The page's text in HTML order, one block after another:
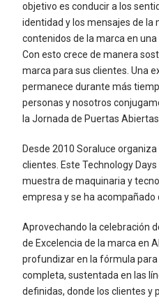
objetivo es conducir a los
identidad y los mensajes de
contenidos de la marca en una
Con esto crece de manera
marca para sus clientes. Una
permanece durante más
personas y nosotros
la Jornada de Puertas
Desde 2010 Soraluce
clientes. Este Technology
muestra de maquinaria y
empresa y se ha
Aprovechando la celebración
de Excelencia de la marca en
profundizar en la fórmula
completa, sustentada en las
definidas, donde los clientes y